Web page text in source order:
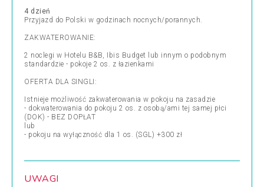
4 dzień
Przyjazd do Polski w godzinach nocnych/porannych.
ZAKWATEROWANIE:
2 noclegi w Hotelu B&B, Ibis Budget lub innym o podobnym
standardzie - pokoje 2 os. z łazienkami
OFERTA DLA SINGLI:
Istnieje możliwość zakwaterowania w pokoju na zasadzie
- dokwaterowania do pokoju 2 os. z osobą/ami tej samej płci
(DOK) - BEZ DOPŁAT
lub
- pokoju na wyłączność dla 1 os. (SGL) +300 zł
UWAGI